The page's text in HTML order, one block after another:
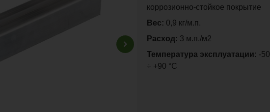
коррозионно-стойкое покрытие
Вес: 0,9 кг/м.п.
Расход: 3 м.п./м2
Температура эксплуатации: -50
÷ +90 °C